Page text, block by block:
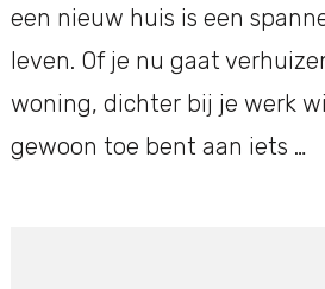
een nieuw huis is een
leven. Of je nu gaat
woning, dichter bij je werk
gewoon toe bent aan iets …